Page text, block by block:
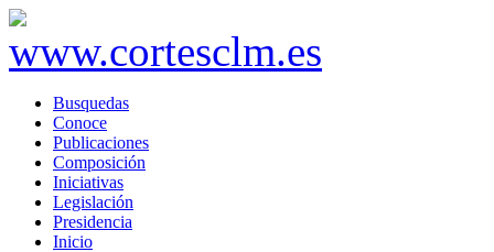
Busquedas
Conoce
Publicaciones
Composición
Iniciativas
Legislación
Presidencia
Inicio